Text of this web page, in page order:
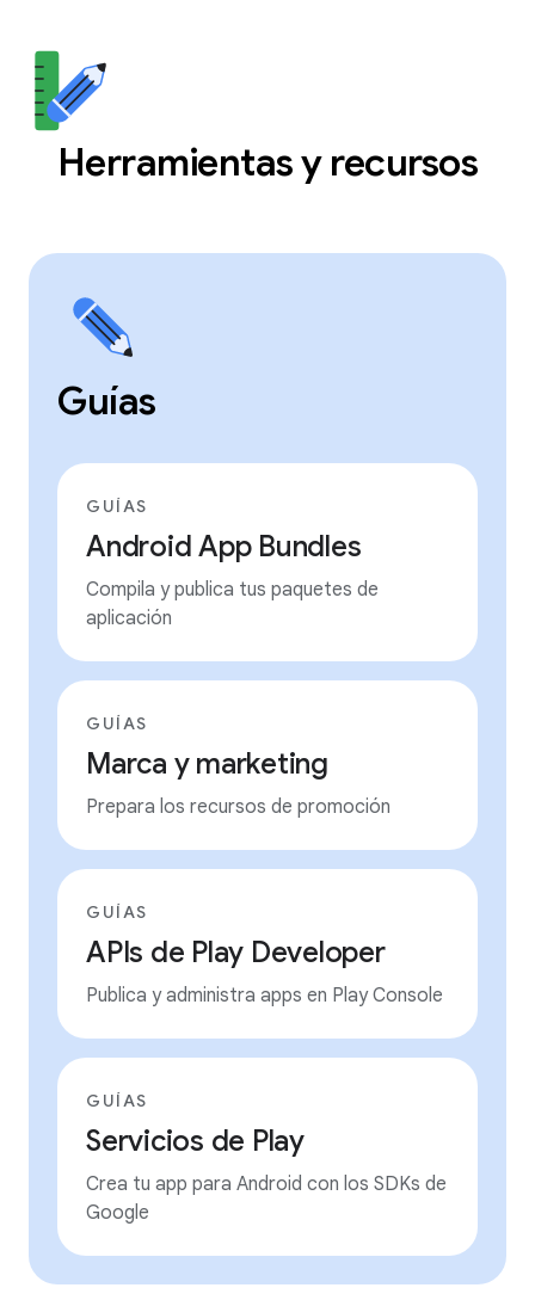
Herramientas y recursos
Guías
GUÍAS
Android App Bundles
Compila y publica tus paquetes de
aplicación
GUÍAS
Marca y marketing
Prepara los recursos de promoción
GUÍAS
APIs de Play Developer
Publica y administra apps en Play Console
GUÍAS
Servicios de Play
Crea tu app para Android con los SDKs de
Google